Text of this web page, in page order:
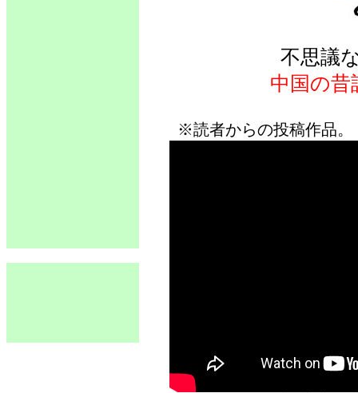
不思議
中国の昔
※読者からの投稿作品